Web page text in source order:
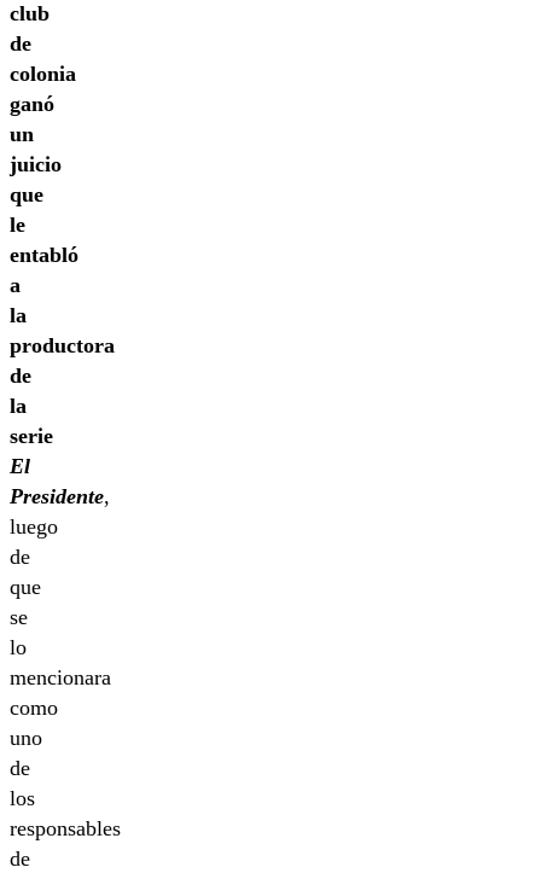
club
de
colonia
ganó
un
juicio
que
le
entabló
a
la
productora
de
la
serie
El
Presidente,
luego
de
que
se
lo
mencionara
como
uno
de
los
responsables
de